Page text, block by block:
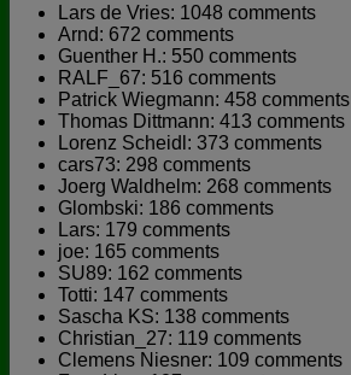
Lars de Vries: 1048 comments
Arnd: 672 comments
Guenther H.: 550 comments
RALF_67: 516 comments
Patrick Wiegmann: 458 comments
Thomas Dittmann: 413 comments
Lorenz Scheidl: 373 comments
cars73: 298 comments
Joerg Waldhelm: 268 comments
Glombski: 186 comments
Lars: 179 comments
joe: 165 comments
SU89: 162 comments
Totti: 147 comments
Sascha KS: 138 comments
Christian_27: 119 comments
Clemens Niesner: 109 comments